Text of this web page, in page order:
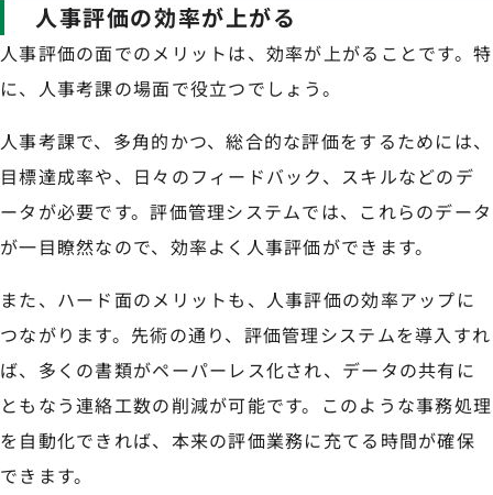
人事評価の効率が上がる
人事評価の面でのメリットは、効率が上がることです。特
に、人事考課の場面で役立つでしょう。
人事考課で、多角的かつ、総合的な評価をするためには、
目標達成率や、日々のフィードバック、スキルなどのデ
ータが必要です。評価管理システムでは、これらのデータ
が一目瞭然なので、効率よく人事評価ができます。
また、ハード面のメリットも、人事評価の効率アップに
つながります。先術の通り、評価管理システムを導入すれ
ば、多くの書類がペーパーレス化され、データの共有に
ともなう連絡工数の削減が可能です。このような事務処理
を自動化できれば、本来の評価業務に充てる時間が確保
できます。